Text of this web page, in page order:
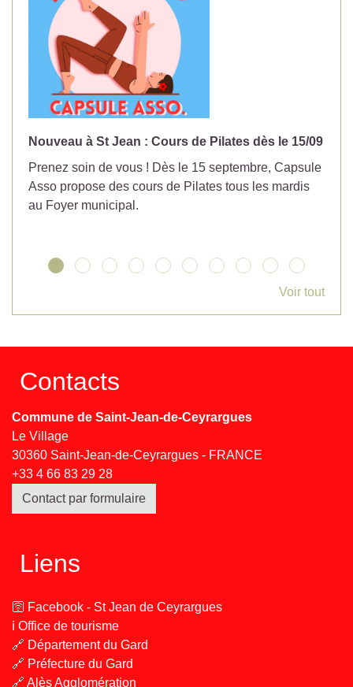
Nouveau à St Jean : Cours de Pilates dès le 15/09
Prenez soin de vous ! Dès le 15 septembre, Capsule
Asso propose des cours de Pilates tous les mardis
au Foyer municipal.
Voir tout
Contacts
Commune de Saint-Jean-de-Ceyrargues
Le Village
30360 Saint-Jean-de-Ceyrargues - FRANCE
+33 4 66 83 29 28
Contact par formulaire
Liens
🛜 Facebook - St Jean de Ceyrargues
ℹ️ Office de tourisme
🔗 Département du Gard
🔗 Préfecture du Gard
🔗 Alès Agglomération